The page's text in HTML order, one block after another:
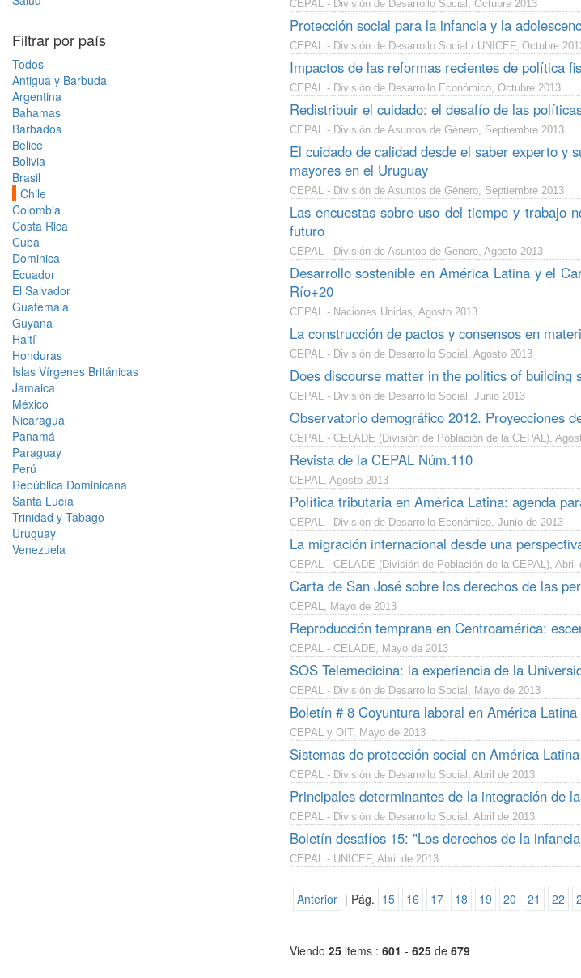
Filtrar por país
Todos
Antigua y Barbuda
Argentina
Bahamas
Barbados
Belice
Bolivia
Brasil
Chile
Colombia
Costa Rica
Cuba
Dominica
Ecuador
El Salvador
Guatemala
Guyana
Haití
Honduras
Islas Vírgenes Británicas
Jamaica
México
Nicaragua
Panamá
Paraguay
Perú
República Dominicana
Santa Lucía
Trinidad y Tabago
Uruguay
Venezuela
CEPAL - División de Desarrollo Social, Octubre 2013
Protección social para la infancia y la
CEPAL - División de Desarrollo Social / UNICEF, Octubre
Impactos de las reformas recientes de política
CEPAL - División de Desarrollo Económico, Octubre 2013
Redistribuir el cuidado: el desafío de las
CEPAL - División de Asuntos de Género, Septiembre 2013
El cuidado de calidad desde el saber experto y
mayores en el Uruguay
CEPAL - División de Asuntos de Género, Septiembre 2013
Las encuestas sobre uso del tiempo y trabajo
futuro
CEPAL - División de Asuntos de Género, Agosto 2013
Desarrollo sostenible en América Latina y el
Río+20
CEPAL - Naciones Unidas, Agosto 2013
La construcción de pactos y consensos en
CEPAL - División de Desarrollo Social, Agosto 2013
Does discourse matter in the politics of
CEPAL - División de Desarrollo Social, Junio 2013
Observatorio demográfico 2012. Proyecciones
CEPAL - CELADE (División de Población de la CEPAL),
Revista de la CEPAL Núm.110
CEPAL, Agosto 2013
Política tributaria en América Latina: agenda
CEPAL - División de Desarrollo Económico, Junio de 2013
La migración internacional desde una
CEPAL - CELADE (División de Población de la CEPAL), Abril
Carta de San José sobre los derechos de las
CEPAL, Mayo de 2013
Reproducción temprana en Centroamérica:
CEPAL - CELADE, Mayo de 2013
SOS Telemedicina: la experiencia de la
CEPAL - División de Desarrollo Social, Mayo de 2013
Boletín # 8 Coyuntura laboral en América
CEPAL y OIT, Mayo de 2013
Sistemas de protección social en América
CEPAL - División de Desarrollo Social, Abril de 2013
Principales determinantes de la integración de
CEPAL - División de Desarrollo Social, Abril de 2013
Boletín desafíos 15: "Los derechos de la
CEPAL - UNICEF, Abril de 2013
Anterior | Pág. 15 16 17 18 19 20 21 22
Viendo 25 items : 601 - 625 de 679